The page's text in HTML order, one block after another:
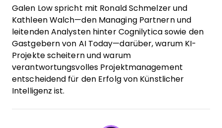
Galen Low spricht mit Ronald Schmelzer und
Kathleen Walch—den Managing Partnern und
leitenden Analysten hinter Cognilytica sowie den
Gastgebern von AI Today—darüber, warum KI-
Projekte scheitern und warum
verantwortungsvolles Projektmanagement
entscheidend für den Erfolg von Künstlicher
Intelligenz ist.